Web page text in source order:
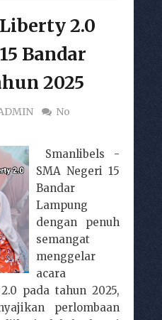
2.0
Bandar
2025
No
Smanlibels -
SMA Negeri 15
Bandar
Lampung
dengan penuh
semangat
menggelar
acara
pada tahun 2025,
perlombaan